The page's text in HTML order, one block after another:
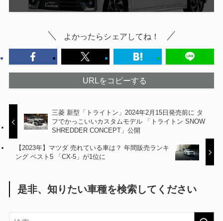
よかったらシェアしてね！
URLをコピーする
三菱 新型「トライトン」2024年2月15日発売前に タ
フでかっこいいカスタムモデル 「トライトン SNOW
SHREDDER CONCEPT」公開
【2023年】マツダ 売れている車は？ 年間販売ランキ
ング ベスト5 「CX-5」が1位に
是非、知りたい車種を検索してください